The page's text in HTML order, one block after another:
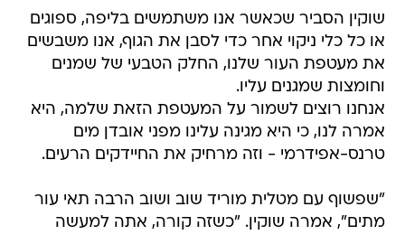
שוקין הסביר שכאשר אנו משתמשים בליפה, ספוגים
או כל כלי ניקוי אחר כדי לסבן את הגוף, אנו משבשים
את מעטפת העור שלנו, החלק הטבעי של שמנים
וחומצות שמגנים עליו.
אנחנו רוצים לשמור על המעטפת הזאת שלמה, היא
אמרה לנו, כי היא מגינה עלינו מפני אובדן מים
טרנס-אפידרמי - וזה מרחיק את החיידקים הרעים.
"שפשוף עם מטלית מוריד שוב ושוב הרבה תאי עור
מתים", אמרה שוקין. "כשזה קורה, אתה למעשה